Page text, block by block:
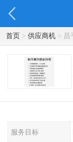
首页> 供应商机> 昌
服务目标